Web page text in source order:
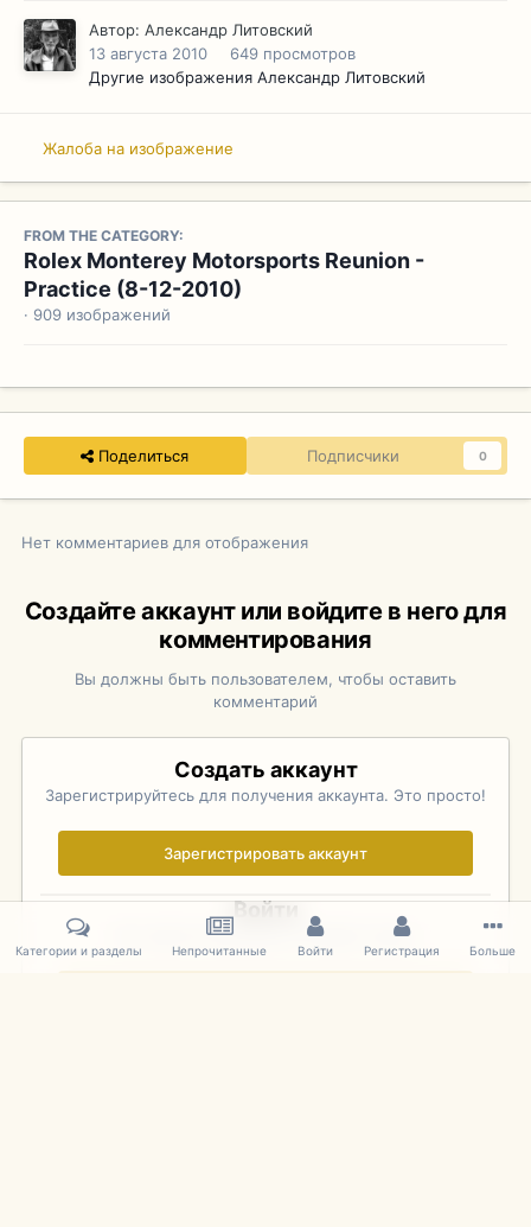
Автор: Александр Литовский
13 августа 2010
649 просмотров
Другие изображения Александр Литовский
Жалоба на изображение
FROM THE CATEGORY:
Rolex Monterey Motorsports Reunion -
Practice (8-12-2010)
· 909 изображений
Поделиться Подписчики 0
Нет комментариев для отображения
Создайте аккаунт или войдите в него для
комментирования
Вы должны быть пользователем, чтобы оставить
комментарий
Создать аккаунт
Зарегистрируйтесь для получения аккаунта. Это просто!
Зарегистрировать аккаунт
Войти
Уже зарегистрированы? Войдите здесь.
Категории и разделы Непрочитанные Войти Регистрация Больше